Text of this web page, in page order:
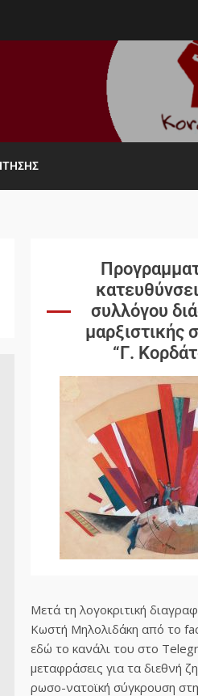
συλλόγου
μαρξιστικής
“Γ.
Μετά τη λογοκριτική
Κωστή Μηλολιδάκη από το
εδώ το κανάλι του στο
μεταφράσεις για τα διεθνή
ρωσο-νατοϊκή σύγκρουση